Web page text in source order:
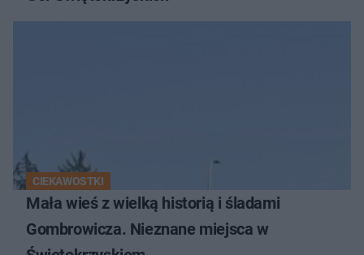
CIEKAWOSTKI
Mała wieś z wielką historią i śladami
Gombrowicza. Nieznane miejsca w